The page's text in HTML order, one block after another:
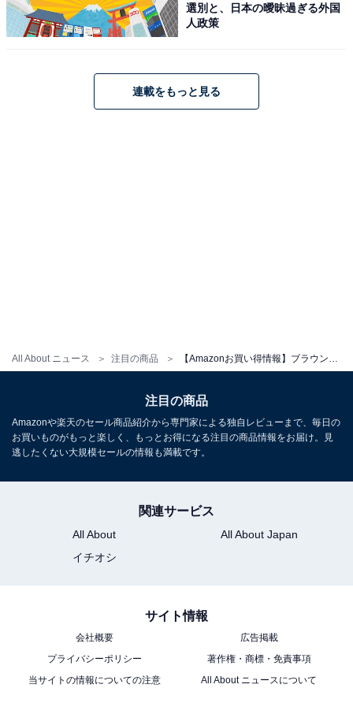
All About ニュース 注目の商品
Amazonで見る
3010s 3枚刃 水洗い/お風呂剃り可
ブラウン「72-C1500s」
【Amazon.co.jp限定】 72-C1500s ヒゲトリマー チタニ
選別と、日本の曖昧過ぎる外国
人政策
連載をもっと見る
注目の商品
Amazonや楽天のセール商品紹介から専門家による独自レビューまで、毎日の
お買いものがもっと楽しく、もっとお得になる注目の商品情報をお届け。見
逃したくない大規模セールの情報も満載です。
関連サービス
All About
All About Japan
イチオシ
サイト情報
会社概要
広告掲載
プライバシーポリシー
著作権・商標・免責事項
当サイトの情報についての注意
All About ニュースについて